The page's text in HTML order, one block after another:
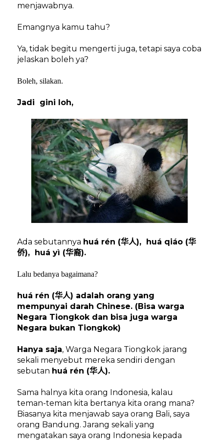
menjawabnya.
Emangnya kamu tahu?
Ya, tidak begitu mengerti juga, tetapi saya coba
jelaskan boleh ya?
Boleh, silakan.
Jadi gini loh,
Ada sebutannya huá rén (华人), huá qiáo (华
侨), huá yì (华裔).
Lalu bedanya bagaimana?
huá rén (华人) adalah orang yang
mempunyai darah Chinese. (Bisa warga
Negara Tiongkok dan bisa juga warga
Negara bukan Tiongkok)
Hanya saja, Warga Negara Tiongkok jarang
sekali menyebut mereka sendiri dengan
sebutan huá rén (华人).
Sama halnya kita orang Indonesia, kalau
teman-teman kita bertanya kita orang mana?
Biasanya kita menjawab saya orang Bali, saya
orang Bandung. Jarang sekali yang
mengatakan saya orang Indonesia kepada